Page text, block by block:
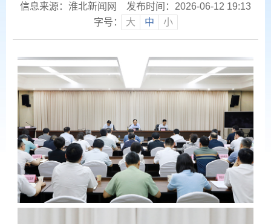
信息来源：淮北新闻网
发布时间：2026-06-12 19:13
字号：
大 中 小